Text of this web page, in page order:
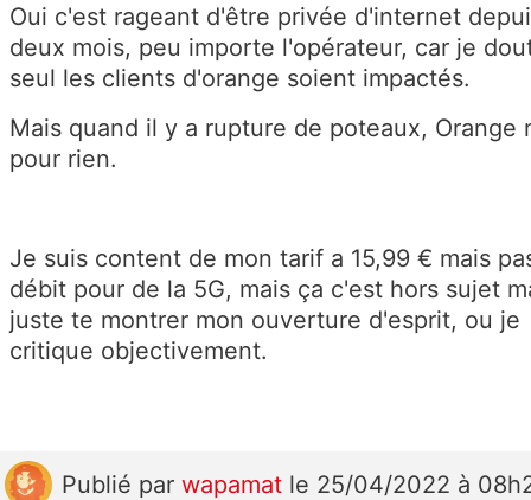
Oui c'est rageant d'être privée d'internet
deux mois, peu importe l'opérateur, car je
seul les clients d'orange soient impactés.
Mais quand il y a rupture de poteaux, Orange
pour rien.
Je suis content de mon tarif a 15,99 € mais
débit pour de la 5G, mais ça c'est hors sujet
juste te montrer mon ouverture d'esprit, ou je
critique objectivement.
Publié par wapamat le 25/04/2022 à